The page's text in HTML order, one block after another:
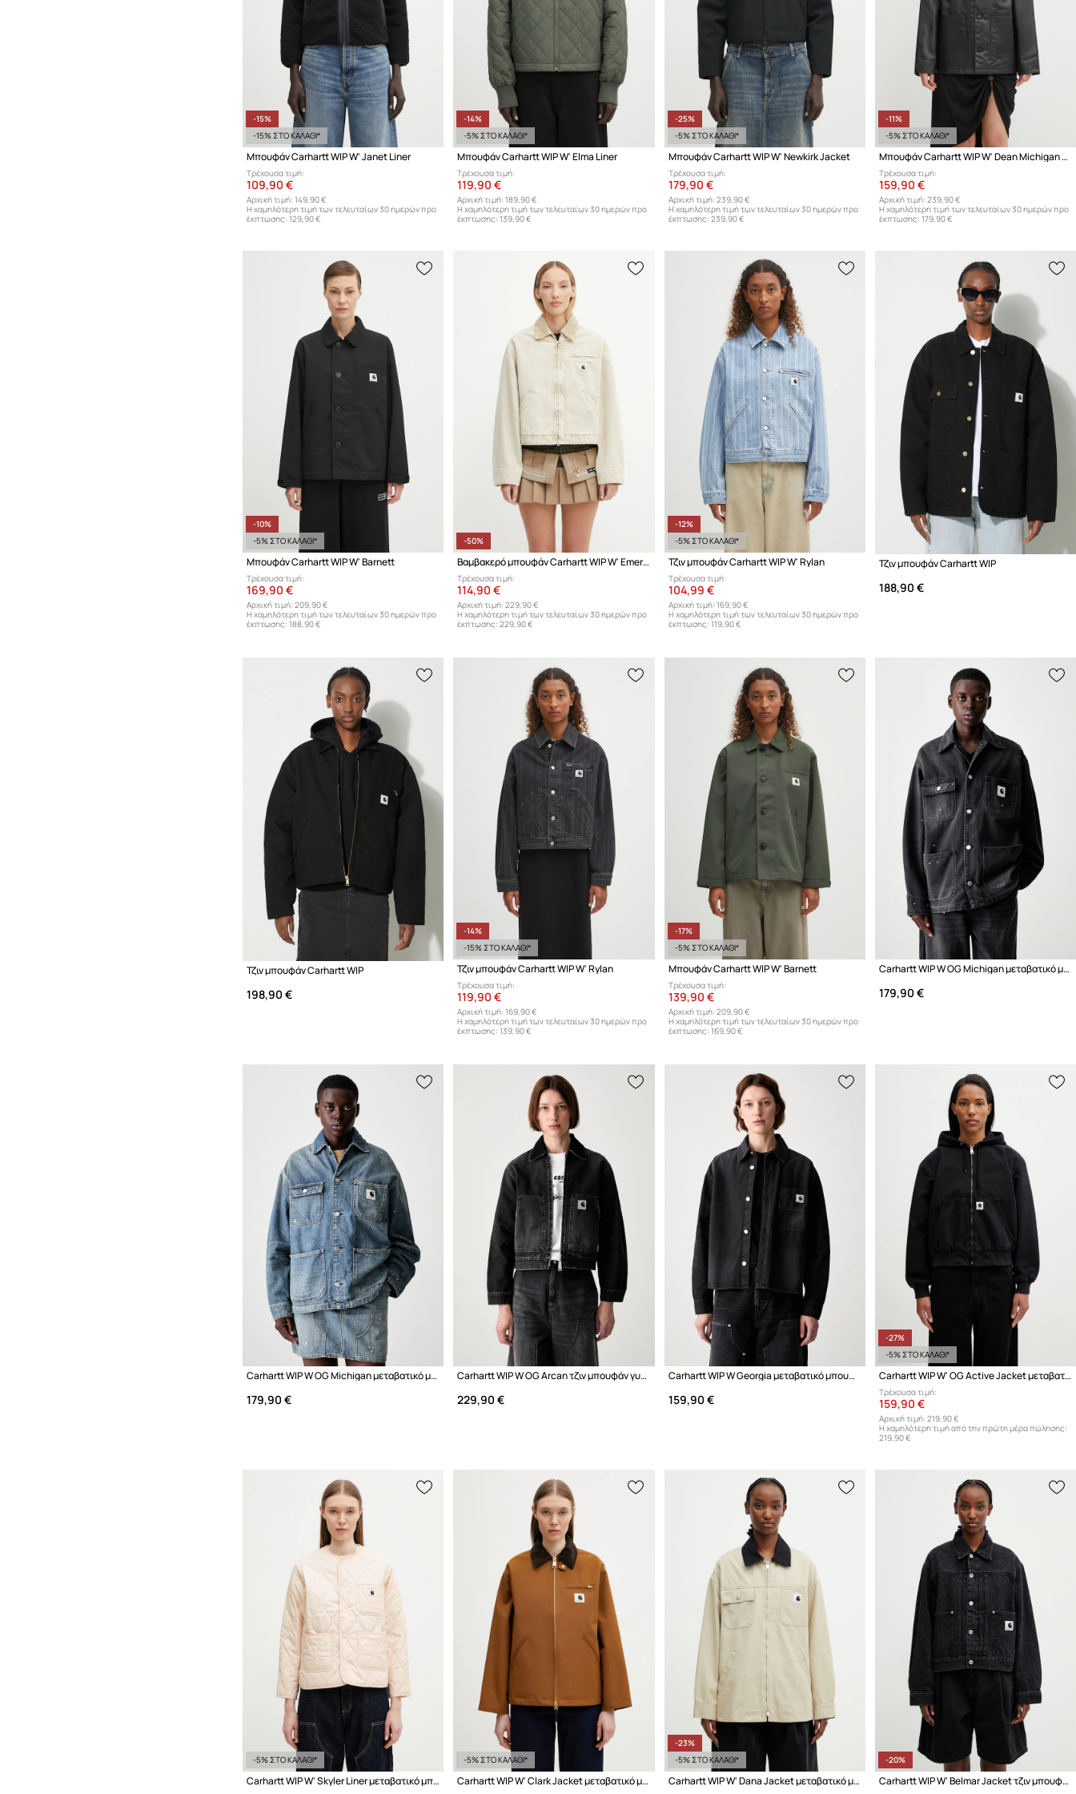
-15%
-15% ΣΤΟ ΚΑΛΑΘΙ*
Μπουφάν Carhartt WIP W' Janet Liner
Τρέχουσα τιμή:
109,90 €
Αρχική τιμή: 149,90 €
Η χαμηλότερη τιμή των τελευταίων 30 ημερών προ
έκπτωσης: 129,90 €
-14%
-5% ΣΤΟ ΚΑΛΑΘΙ*
Μπουφάν Carhartt WIP W' Elma Liner
Τρέχουσα τιμή:
119,90 €
Αρχική τιμή: 189,90 €
Η χαμηλότερη τιμή των τελευταίων 30 ημερών προ
έκπτωσης: 139,90 €
-25%
-5% ΣΤΟ ΚΑΛΑΘΙ*
Μπουφάν Carhartt WIP W' Newkirk Jacket
Τρέχουσα τιμή:
179,90 €
Αρχική τιμή: 239,90 €
Η χαμηλότερη τιμή των τελευταίων 30 ημερών προ
έκπτωσης: 239,90 €
-11%
-5% ΣΤΟ ΚΑΛΑΘΙ*
Μπουφάν Carhartt WIP W' Dean Michigan Jacket
Τρέχουσα τιμή:
159,90 €
Αρχική τιμή: 239,90 €
Η χαμηλότερη τιμή των τελευταίων 30 ημερών προ
έκπτωσης: 179,90 €
-10%
-5% ΣΤΟ ΚΑΛΑΘΙ*
Μπουφάν Carhartt WIP W' Barnett
Τρέχουσα τιμή:
169,90 €
Αρχική τιμή: 209,90 €
Η χαμηλότερη τιμή των τελευταίων 30 ημερών προ
έκπτωσης: 188,90 €
-50%
Βαμβακερό μπουφάν Carhartt WIP W' Emery
Τρέχουσα τιμή:
114,90 €
Αρχική τιμή: 229,90 €
Η χαμηλότερη τιμή των τελευταίων 30 ημερών προ
έκπτωσης: 229,90 €
-12%
-5% ΣΤΟ ΚΑΛΑΘΙ*
Τζιν μπουφάν Carhartt WIP W' Rylan
Τρέχουσα τιμή:
104,99 €
Αρχική τιμή: 169,90 €
Η χαμηλότερη τιμή των τελευταίων 30 ημερών προ
έκπτωσης: 119,90 €
Τζιν μπουφάν Carhartt WIP
188,90 €
Τζιν μπουφάν Carhartt WIP
198,90 €
-14%
-15% ΣΤΟ ΚΑΛΑΘΙ*
Τζιν μπουφάν Carhartt WIP W' Rylan
Τρέχουσα τιμή:
119,90 €
Αρχική τιμή: 169,90 €
Η χαμηλότερη τιμή των τελευταίων 30 ημερών προ
έκπτωσης: 139,90 €
-17%
-5% ΣΤΟ ΚΑΛΑΘΙ*
Μπουφάν Carhartt WIP W' Barnett
Τρέχουσα τιμή:
139,90 €
Αρχική τιμή: 209,90 €
Η χαμηλότερη τιμή των τελευταίων 30 ημερών προ
έκπτωσης: 169,90 €
Carhartt WIP W OG Michigan μεταβατικό μπουφάν γυναικείο ντένιμ
179,90 €
Carhartt WIP W OG Michigan μεταβατικό μπουφάν γυναικείο ντένιμ
179,90 €
Carhartt WIP W OG Arcan τζιν μπουφάν γυναικείο ντένιμ
229,90 €
Carhartt WIP W Georgia μεταβατικό μπουφάν γυναικείο βαμβακερό
159,90 €
-27%
-5% ΣΤΟ ΚΑΛΑΘΙ*
Carhartt WIP W' OG Active Jacket μεταβατικό μπουφάν γυναικείο βαμβακερό
Τρέχουσα τιμή:
159,90 €
Αρχική τιμή: 219,90 €
Η χαμηλότερη τιμή από την πρώτη μέρα πώλησης:
219,90 €
-5% ΣΤΟ ΚΑΛΑΘΙ*
Carhartt WIP W' Skyler Liner μεταβατικό μπουφάν γυναικείο
-5% ΣΤΟ ΚΑΛΑΘΙ*
Carhartt WIP W' Clark Jacket μεταβατικό μπουφάν γυναικείο
-23%
-5% ΣΤΟ ΚΑΛΑΘΙ*
Carhartt WIP W' Dana Jacket μεταβατικό μπουφάν γυναικείο βαμβακερό
-20%
Carhartt WIP W' Belmar Jacket τζιν μπουφάν Γυναικείο